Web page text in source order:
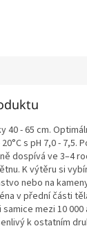
40 - 65 cm.
°C s pH 7,0 - 7,5.
dospívá ve 3–4
K výtěru si
nebo na
v přední části
mezi 10 000
k ostatním